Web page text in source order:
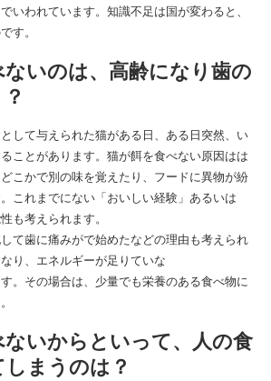
いわれています。知識不足は国が変わると、
す。
いのは、高齢になり歯の
して与えられた猫がある日、ある日突然、い
ことがあります。猫が餌を食べない原因はは
こかで別の味を覚えたり、フードに異物が紛
これまでにない「おいしい経験」あるいは
も考えられます。
て歯に痛みがで始めたなどの理由も考えられ
り、エネルギーが足りていな
。その場合は、少量でも栄養のある食べ物に
いからといって、人の食
まうのは？